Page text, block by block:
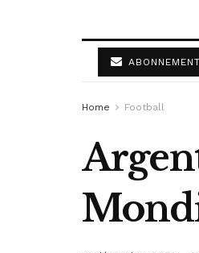
ABONNEMENT
Home Football